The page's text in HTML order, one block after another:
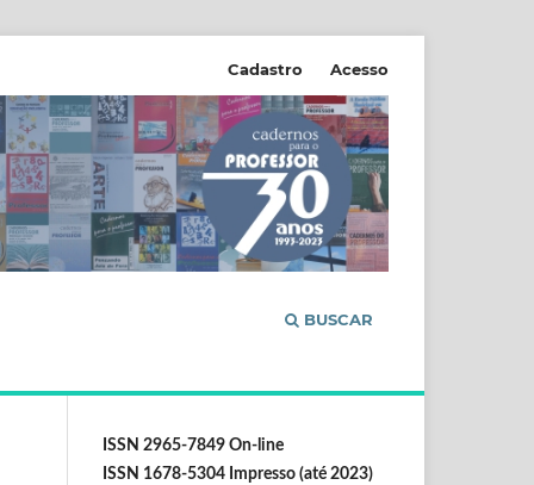
BUSCAR
Cadastro Acesso
ISSN 2965-7849 On-line
ISSN 1678-5304 Impresso (até 2023)